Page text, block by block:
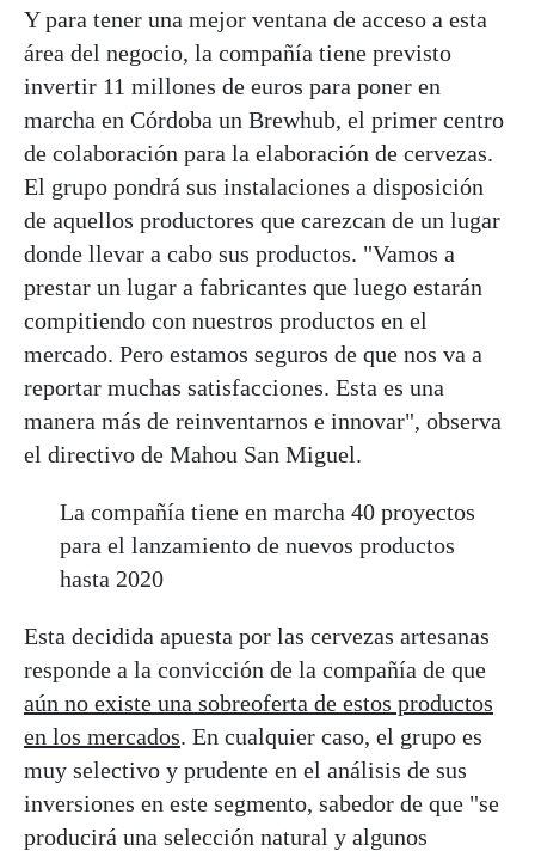
Y para tener una mejor ventana de acceso a esta
área del negocio, la compañía tiene previsto
invertir 11 millones de euros para poner en
marcha en Córdoba un Brewhub, el primer centro
de colaboración para la elaboración de cervezas.
El grupo pondrá sus instalaciones a disposición
de aquellos productores que carezcan de un lugar
donde llevar a cabo sus productos. "Vamos a
prestar un lugar a fabricantes que luego estarán
compitiendo con nuestros productos en el
mercado. Pero estamos seguros de que nos va a
reportar muchas satisfacciones. Esta es una
manera más de reinventarnos e innovar", observa
el directivo de Mahou San Miguel.
La compañía tiene en marcha 40 proyectos
para el lanzamiento de nuevos productos
hasta 2020
Esta decidida apuesta por las cervezas artesanas
responde a la convicción de la compañía de que
aún no existe una sobreoferta de estos productos
en los mercados. En cualquier caso, el grupo es
muy selectivo y prudente en el análisis de sus
inversiones en este segmento, sabedor de que "se
producirá una selección natural y algunos